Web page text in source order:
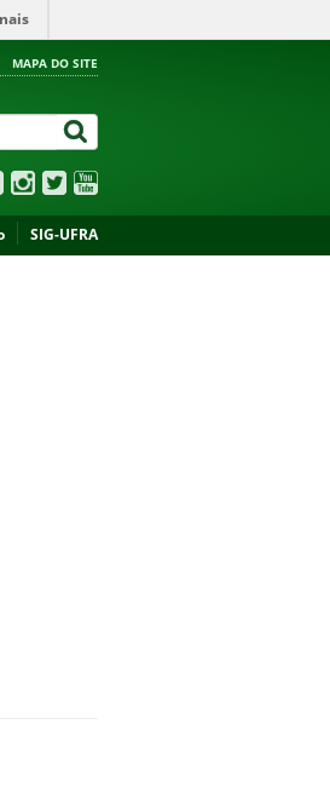
MAPA DO SITE
SIG-UFRA